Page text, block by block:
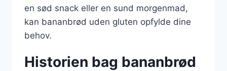
en sød snack eller en sund morgenmad,
kan bananbrød uden gluten opfylde dine
behov.
Historien bag bananbrød